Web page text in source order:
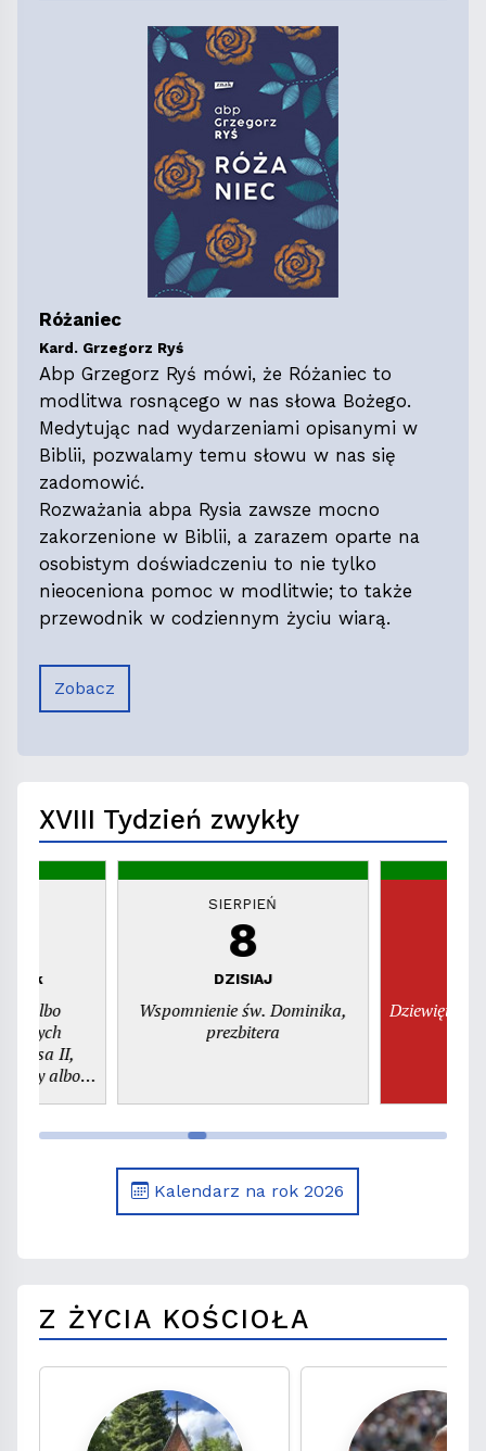
Różaniec
Kard. Grzegorz Ryś
Abp Grzegorz Ryś mówi, że Różaniec to
modlitwa rosnącego w nas słowa Bożego.
Medytując nad wydarzeniami opisanymi w
Biblii, pozwalamy temu słowu w nas się
zadomowić.
Rozważania abpa Rysia zawsze mocno
zakorzenione w Biblii, a zarazem oparte na
osobistym doświadczeniu to nie tylko
nieoceniona pomoc w modlitwie; to także
przewodnik w codziennym życiu wiarą.
Zobacz
XVIII Tydzień zwykły
albo
albo
SIERPIEŃ
8
DZISIAJ
Wspomnienie św. Dominika,
prezbitera
Kalendarz na rok 2026
Z ŻYCIA KOŚCIOŁA